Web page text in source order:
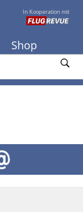
In Kooperation mit
Shop